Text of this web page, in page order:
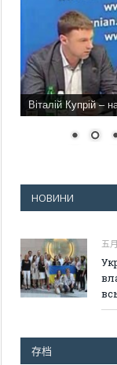
Віталій Купрій –
НОВИНИ
五
存档